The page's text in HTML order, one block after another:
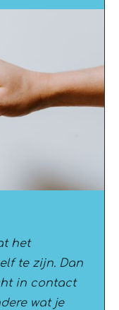
het
te zijn. Dan
in contact
wat je